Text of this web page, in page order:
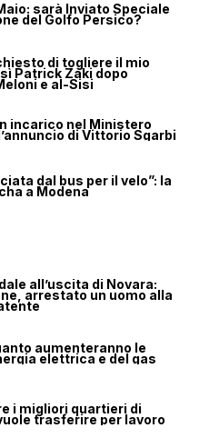
sarà Inviato Speciale
del Golfo Persico?
di togliere il mio
Patrick Zaki dopo
e al-Sisi
incarico nel Ministero
di Vittorio Sgarbi
dal bus per il velo”: la
a Modena
all’uscita di Novara:
arrestato un uomo alla
aumenteranno le
elettrica e del gas
i migliori quartieri di
trasferire per lavoro